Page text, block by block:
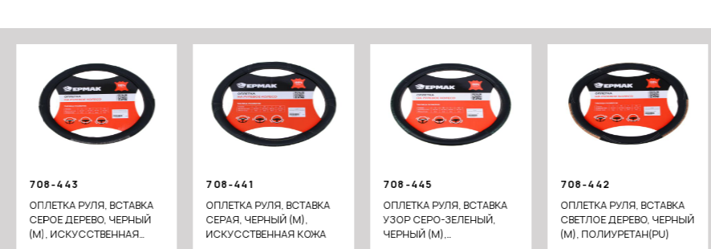
708-443
ОПЛЕТКА РУЛЯ, ВСТАВКА
СЕРОЕ ДЕРЕВО, ЧЕРНЫЙ
(М), ИСКУССТВЕННАЯ
708-441
ОПЛЕТКА РУЛЯ, ВСТАВКА
СЕРАЯ, ЧЕРНЫЙ (М),
ИСКУССТВЕННАЯ КОЖА
708-445
ОПЛЕТКА РУЛЯ, ВСТАВКА
УЗОР СЕРО-ЗЕЛЕНЫЙ,
ЧЕРНЫЙ (М),
708-442
ОПЛЕТКА РУЛЯ, ВСТАВКА
СВЕТЛОЕ ДЕРЕВО, ЧЕРНЫЙ
(М), ПОЛИУРЕТАН(PU)